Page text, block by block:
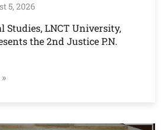
5, 2026
Studies, LNCT University,
the 2nd Justice P.N.